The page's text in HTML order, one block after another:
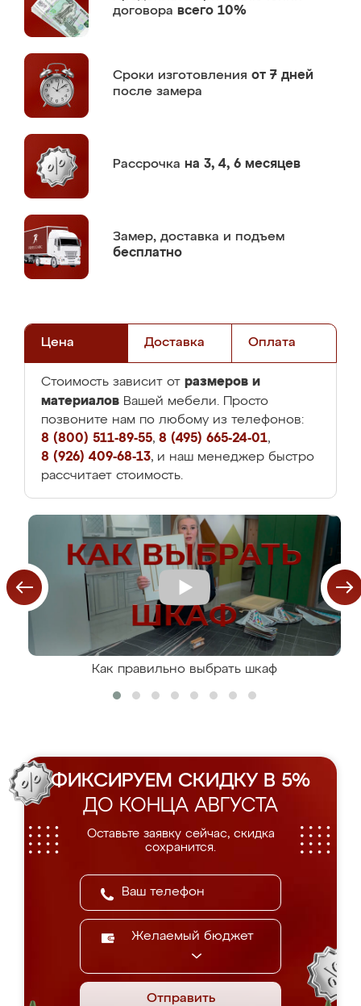
договора всего 10%
Сроки изготовления от 7 дней
после замера
Рассрочка на 3, 4, 6 месяцев
Замер, доставка и подъем
бесплатно
Цена Доставка Оплата
Стоимость зависит от размеров и
материалов Вашей мебели. Просто
позвоните нам по любому из телефонов:
8 (800) 511-89-55, 8 (495) 665-24-01,
8 (926) 409-68-13, и наш менеджер быстро
рассчитает стоимость.
Как правильно выбрать шкаф
ФИКСИРУЕМ СКИДКУ В 5%
ДО КОНЦА АВГУСТА
Оставьте заявку сейчас, скидка
сохранится.
Желаемый бюджет
Отправить